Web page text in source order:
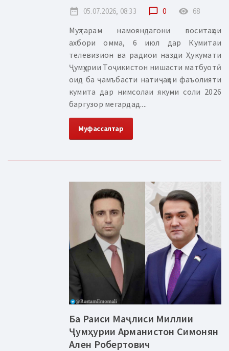
date_range 05.07.2026, 08:33 chat_bubble_outline 0 remove_red_eye 68
Муҳтарам намояндагони воситаҳои
ахбори омма, 6 июл дар Кумитаи
телевизион ва радиои назди Ҳукумати
Ҷумҳурии Тоҷикистон нишасти матбуотӣ
оид ба ҷамъбасти натиҷаҳои фаъолияти
кумита дар нимсолаи якуми соли 2026
баргузор мегардад....
Муфассалтар
Ба Раиси Маҷлиси Миллии
Ҷумҳурии Арманистон Симонян
Ален Робертович